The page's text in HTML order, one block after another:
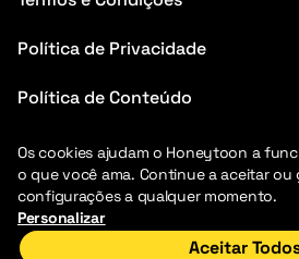
Política de Privacidade
Política de Conteúdo
Perguntas Frequentes
Blog
Os cookies ajudam o Honeytoon a
o que você ama. Continue a aceitar ou
configurações a qualquer momento.
Personalizar
Aceitar